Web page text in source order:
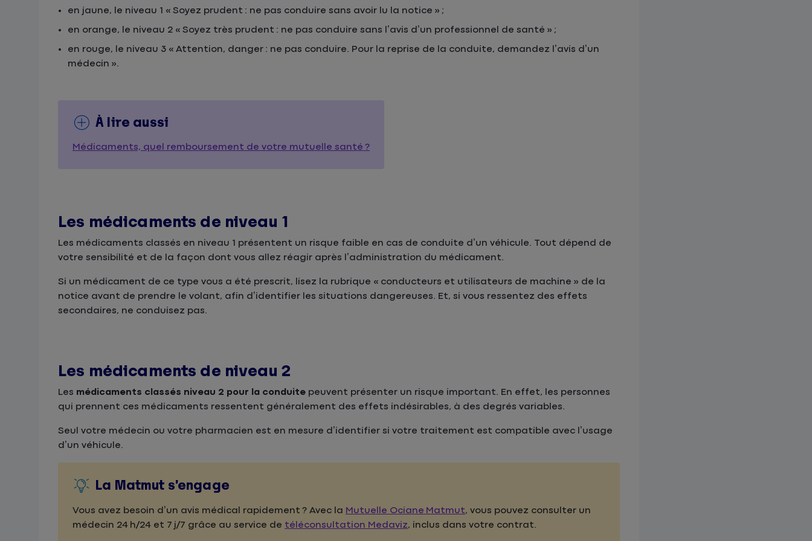
en jaune, le niveau 1 « Soyez prudent : ne pas conduire sans avoir lu la notice » ;
en orange, le niveau 2 « Soyez très prudent : ne pas conduire sans l’avis d’un professionnel de santé » ;
en rouge, le niveau 3 « Attention, danger : ne pas conduire. Pour la reprise de la conduite, demandez l’avis d’un
médecin ».
À lire aussi
Médicaments, quel remboursement de votre mutuelle santé ?
Les médicaments de niveau 1
Les médicaments classés en niveau 1 présentent un risque faible en cas de conduite d’un véhicule. Tout dépend de
votre sensibilité et de la façon dont vous allez réagir après l’administration du médicament.
Si un médicament de ce type vous a été prescrit, lisez la rubrique « conducteurs et utilisateurs de machine » de la
notice avant de prendre le volant, afin d’identifier les situations dangereuses. Et, si vous ressentez des effets
secondaires, ne conduisez pas.
Les médicaments de niveau 2
Les médicaments classés niveau 2 pour la conduite peuvent présenter un risque important. En effet, les personnes
qui prennent ces médicaments ressentent généralement des effets indésirables, à des degrés variables.
Seul votre médecin ou votre pharmacien est en mesure d’identifier si votre traitement est compatible avec l’usage
d’un véhicule.
La Matmut s’engage
Vous avez besoin d’un avis médical rapidement ? Avec la Mutuelle Ociane Matmut, vous pouvez consulter un
médecin 24 h/24 et 7 j/7 grâce au service de téléconsultation Medaviz, inclus dans votre contrat.